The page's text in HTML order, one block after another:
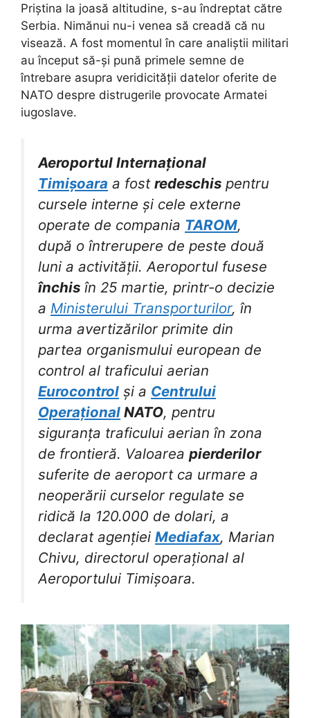
Priștina la joasă altitudine, s-au îndreptat către
Serbia. Nimănui nu-i venea să creadă că nu
visează. A fost momentul în care analiștii militari
au început să-și pună primele semne de
întrebare asupra veridicității datelor oferite de
NATO despre distrugerile provocate Armatei
iugoslave.
Aeroportul Internațional
Timișoara a fost redeschis pentru
cursele interne și cele externe
operate de compania TAROM,
după o întrerupere de peste două
luni a activității. Aeroportul fusese
închis în 25 martie, printr-o decizie
a Ministerului Transporturilor, în
urma avertizărilor primite din
partea organismului european de
control al traficului aerian
Eurocontrol și a Centrului
Operațional NATO, pentru
siguranța traficului aerian în zona
de frontieră. Valoarea pierderilor
suferite de aeroport ca urmare a
neoperării curselor regulate se
ridică la 120.000 de dolari, a
declarat agenției Mediafax, Marian
Chivu, directorul operațional al
Aeroportului Timișoara.